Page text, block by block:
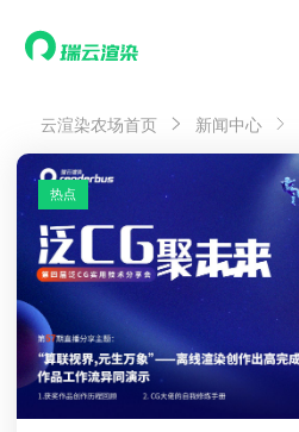
产品服务
效果图渲染
云制作
云渲染管理系统
瑞兔百宝箱
AI视频插帧
效果图渲染
云制作
云渲染管理系统
瑞兔百宝箱
AI视频插帧
效果图渲染
云制作
云渲染管理系统
瑞兔百宝箱
AI视频插帧
效果图渲染
云制作
云渲染管理系统
瑞兔百宝箱
AI视频插帧
效果图渲染
云制作
云渲染管理系统
瑞兔百宝箱
AI视频插帧
效果图渲染
云制作
云渲染管理系统
瑞兔百宝箱
AI视频插帧
解决方案
Maya云渲染方案
3ds Max云渲染方案
Cinema 4D云渲染方案
Blender 云渲染方案
Maya AI渲染方案
Maya云渲染方案
3ds Max云渲染方案
Cinema 4D云渲染方案
Blender 云渲染方案
Maya AI渲染方案
Maya云渲染方案
3ds Max云渲染方案
Cinema 4D云渲染方案
Blender 云渲染方案
Maya AI渲染方案
Maya云渲染方案
3ds Max云渲染方案
Cinema 4D云渲染方案
Blender 云渲染方案
Maya AI渲染方案
Maya云渲染方案
3ds Max云渲染方案
Cinema 4D云渲染方案
Blender 云渲染方案
Maya AI渲染方案
Maya云渲染方案
3ds Max云渲染方案
Cinema 4D云渲染方案
Blender 云渲染方案
Maya AI渲染方案
价格
动画价格
效果图价格
云制作价格
动画价格
效果图价格
云制作价格
动画价格
效果图价格
云制作价格
动画价格
效果图价格
云制作价格
动画价格
效果图价格
云制作价格
动画价格
效果图价格
云制作价格
案例
资讯&赛事
新闻资讯
渲染百科
新闻资讯
渲染百科
新闻资讯
渲染百科
新闻资讯
渲染百科
新闻资讯
渲染百科
新闻资讯
渲染百科
云渲染农场首页 新闻中心
热点